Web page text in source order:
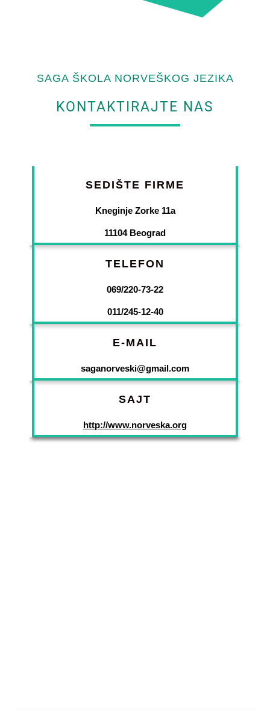
SAGA ŠKOLA NORVEŠKOG JEZIKA
KONTAKTIRAJTE NAS
SEDIŠTE FIRME
Kneginje Zorke 11a
11104 Beograd
TELEFON
069/220-73-22
011/245-12-40
E-MAIL
saganorveski@gmail.com
SAJT
http://www.norveska.org